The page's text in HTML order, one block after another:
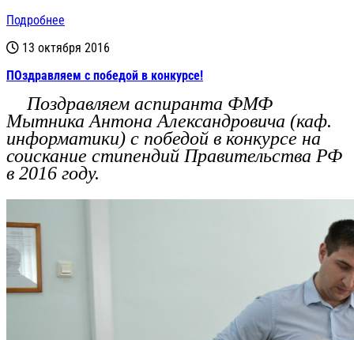
Подробнее
13 октября 2016
ПОздравляем с победой в конкурсе!
Поздравляем аспиранта ФМФ
Мытника Антона Александровича (каф.
информатики) с победой в конкурсе на
соискание стипендий Правительства РФ
в 2016 году.